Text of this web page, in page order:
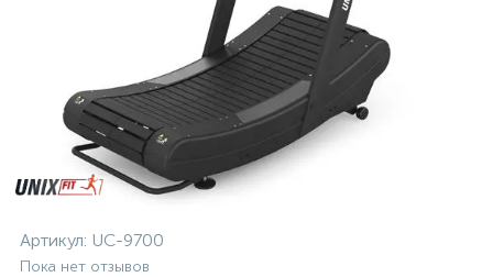
Артикул: UC-9700
Пока нет отзывов